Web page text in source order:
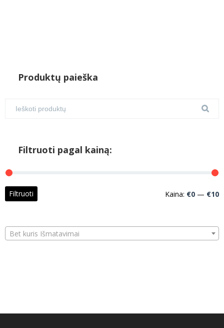
Produktų paieška
Filtruoti pagal kainą:
Filtruoti Kaina: €0 — €10
Bet kuris Išmatavimai